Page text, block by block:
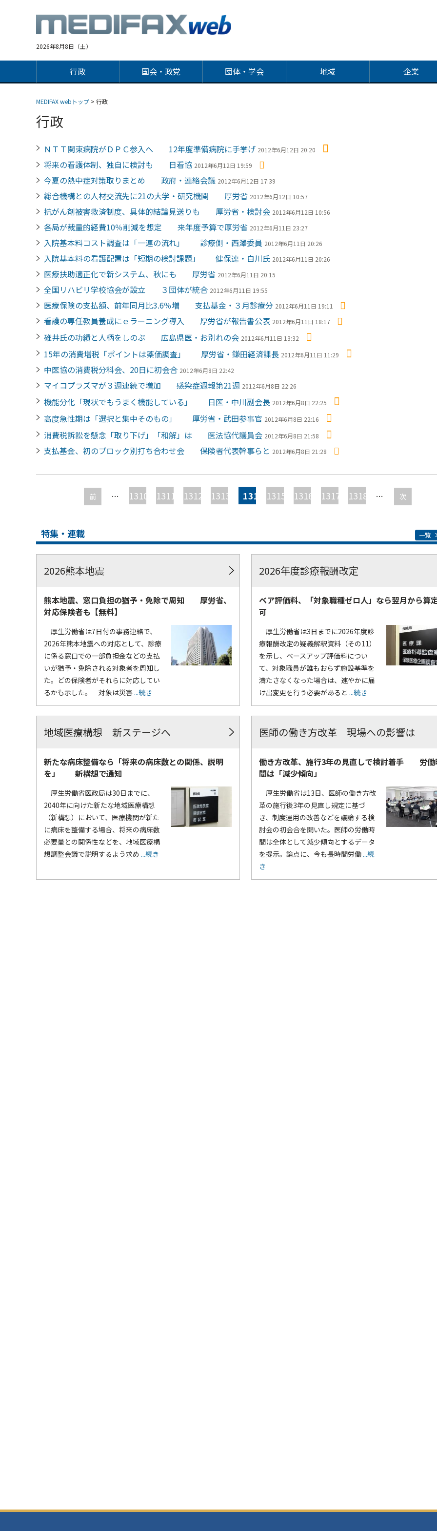
2026年8月8日（土）
行政 国会・政党 団体・学会 地域 企業
MEDIFAX webトップ > 行政
行政
ＮＴＴ関東病院がＤＰＣ参入へ 12年度準備病院に手挙げ 2012年6月12日 20:20
将来の看護体制、独自に検討も 日看協 2012年6月12日 19:59
今夏の熱中症対策取りまとめ 政府・連絡会議 2012年6月12日 17:39
総合機構との人材交流先に21の大学・研究機関 厚労省 2012年6月12日 10:57
抗がん剤被害救済制度、具体的結論見送りも 厚労省・検討会 2012年6月12日 10:56
各局が裁量的経費10％削減を想定 来年度予算で厚労省 2012年6月11日 23:27
入院基本料コスト調査は「一連の流れ」 診療側・西澤委員 2012年6月11日 20:26
入院基本料の看護配置は「短期の検討課題」 健保連・白川氏 2012年6月11日 20:26
医療扶助適正化で新システム、秋にも 厚労省 2012年6月11日 20:15
全国リハビリ学校協会が設立 ３団体が統合 2012年6月11日 19:55
医療保険の支払額、前年同月比3.6％増 支払基金・３月診療分 2012年6月11日 19:11
看護の専任教員養成にｅラーニング導入 厚労省が報告書公表 2012年6月11日 18:17
碓井氏の功績と人柄をしのぶ 広島県医・お別れの会 2012年6月11日 13:32
15年の消費増税「ポイントは薬価調査」 厚労省・鎌田経済課長 2012年6月11日 11:29
中医協の消費税分科会、20日に初会合 2012年6月8日 22:42
マイコプラズマが３週連続で増加 感染症週報第21週 2012年6月8日 22:26
機能分化「現状でもうまく機能している」 日医・中川副会長 2012年6月8日 22:25
高度急性期は「選択と集中そのもの」 厚労省・武田参事官 2012年6月8日 22:16
消費税訴訟を懸念「取り下げ」「和解」は 医法協代議員会 2012年6月8日 21:58
支払基金、初のブロック別打ち合わせ会 保険者代表幹事らと 2012年6月8日 21:28
ペ
前 … 1310 1311 1312 1313 1314 1315 1316 1317 1318 … 次
特集・連載 一覧
2026熊本地震
熊本地震、窓口負担の猶予・免除で周知 厚労省、
対応保険者も【無料】
厚生労働省は7日付の事務連絡で、
2026年熊本地震への対応として、診療
に係る窓口での一部負担金などの支払
いが猶予・免除される対象者を周知し
た。どの保険者がそれらに対応してい
るかも示した。 対象は災害...続き
2026年度診療報酬改定
ベア評価料、「対象職種ゼロ人」なら翌月から算
可
厚生労働省は3日までに2026年度診
療報酬改定の疑義解釈資料（その11）
を示し、ベースアップ評価料につい
て、対象職員が誰もおらず施設基準を
満たさなくなった場合は、速やかに届
け出変更を行う必要があると ...続き
地域医療構想 新ステージへ
新たな病床整備なら「将来の病床数との関係、説明
を」 新構想で通知
厚生労働省医政局は30日までに、
2040年に向けた新たな地域医療構想
（新構想）において、医療機関が新た
に病床を整備する場合、将来の病床数
必要量との関係性などを、地域医療構
想調整会議で説明するよう求め ...続き
医師の働き方改革 現場への影響は
働き方改革、施行3年の見直しで検討着手 労働
間は「減少傾向」
厚生労働省は13日、医師の働き方改
革の施行後3年の見直し規定に基づ
き、制度運用の改善などを議論する検
討会の初会合を開いた。医師の労働時
間は全体として減少傾向とするデータ
を提示。論点に、今も長時間労働...続
き